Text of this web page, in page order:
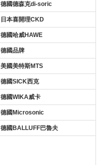
德國德森克di-soric
日本喜開理CKD
德國哈威HAWE
德國品牌
美國美特斯MTS
德國SICK西克
德國WIKA威卡
德國Microsonic
德國BALLUFF巴魯夫